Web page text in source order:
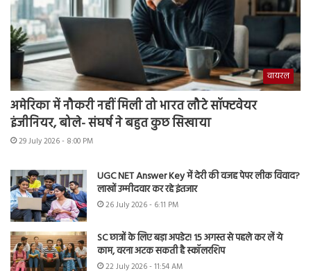
वायरल
अमेरिका में नौकरी नहीं मिली तो भारत लौटे सॉफ्टवेयर
इंजीनियर, बोले- संघर्ष ने बहुत कुछ सिखाया
29 July 2026 - 8:00 PM
UGC NET Answer Key में देरी की वजह पेपर लीक विवाद?
लाखों उम्मीदवार कर रहे इंतजार
26 July 2026 - 6:11 PM
SC छात्रों के लिए बड़ा अपडेट! 15 अगस्त से पहले कर लें ये
काम, वरना अटक सकती है स्कॉलरशिप
22 July 2026 - 11:54 AM